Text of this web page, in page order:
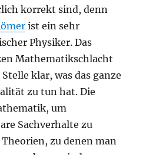
korrekt sind, denn
ist ein sehr
Physiker. Das
Mathematikschlacht
klar, was das ganze
zu tun hat. Die
um
Sachverhalte zu
zu denen man